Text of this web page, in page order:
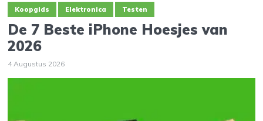
Koopgids Elektronica Testen
De 7 Beste iPhone Hoesjes van
2026
4 Augustus 2026